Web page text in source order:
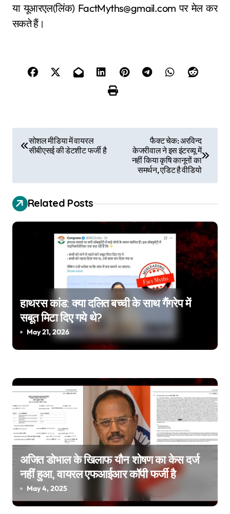
या यूआरएल(लिंक) FactMyths@gmail.com पर मेल कर
सकते हैं।
s
t
n
g
a
t
o
n
सोशल मीडिया में वायरल
सीबीएसई की डेटशीट फर्जी है
फैक्ट चेक: अरविन्द
केजरीवाल ने इस इंटरव्यू में
नहीं किया कृषि कानूनों का
समर्थन, एडिट है वीडियो
Related Posts
हाथरस कांड: क्या दलित बच्ची के साथ गैंगरेप में
सबूत मिटा दिए गये थे?
May 21, 2026
अजित डोभाल के खिलाफ यौन शोषण का केस दर्ज
नहीं हुआ, वायरल एफआईआर कॉपी फर्जी है
May 4, 2025